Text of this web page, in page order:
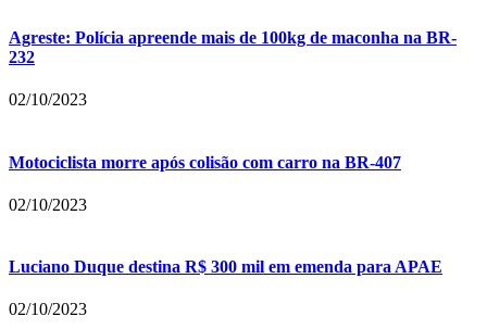
Agreste: Polícia apreende mais de 100kg de maconha na BR-
232
02/10/2023
Motociclista morre após colisão com carro na BR-407
02/10/2023
Luciano Duque destina R$ 300 mil em emenda para APAE
02/10/2023